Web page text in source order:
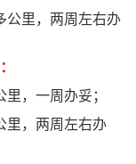
公里，两周左右办
，一周办妥；
里，两周左右办